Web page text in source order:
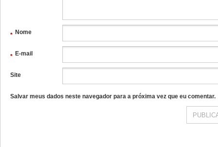
Nome
*
E-mail
*
Site
Salvar meus dados neste navegador para a próxima vez que eu comentar.